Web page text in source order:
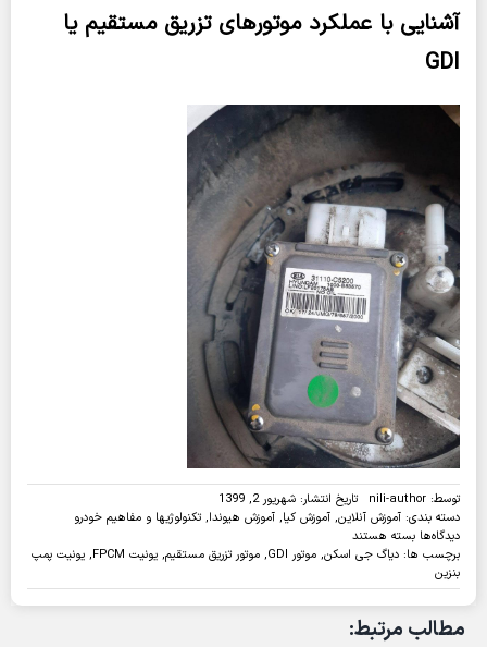
آشنایی با عملکرد موتورهای تزریق مستقیم یا
GDI
توسط: nili-author
تاریخ انتشار: شهریور 2, 1399
دسته بندی: آموزش آنلاین, آموزش کیا, آموزش هیوندا, تکنولوژیها و مفاهیم خودرو
دیدگاه‌ها برای
عملکرد
وظایف
یونیت
کنترل
بسته هستند
برچسب ها: دیاگ جی اسکن, موتور GDI , موتور تزریق مستقیم, یونیت FPCM , یونیت پمپ
بنزین
مطالب مرتبط: